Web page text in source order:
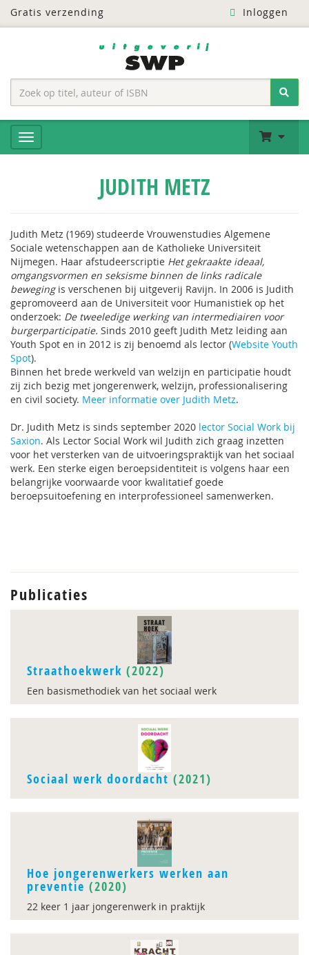
Gratis verzending Inloggen
JUDITH METZ
Judith Metz (1969) studeerde Vrouwenstudies Algemene
Sociale wetenschappen aan de Katholieke Universiteit
Nijmegen. Haar afstudeerscriptie Het gekraakte ideaal,
omgangsvormen en seksisme binnen de links radicale
beweging is verschenen bij uitgeverij Ravijn. In 2006 is Judith
gepromoveerd aan de Universiteit voor Humanistiek op het
onderzoek: De tweeledige werking van intermediairen voor
burgerparticipatie. Sinds 2010 geeft Judith Metz leiding aan
Youth Spot en in 2012 is zij benoemd als lector (Website Youth
Spot).
Binnen het brede werkveld van welzijn en participatie houdt
zij zich bezig met jongerenwerk, welzijn, professionalisering
en civil society. Meer informatie over Judith Metz.
Dr. Judith Metz is sinds september 2020 lector Social Work bij
Saxion. Als Lector Social Work wil Judith zich graag inzetten
voor het versterken van de uitvoeringspraktijk van het sociaal
werk. Een sterke eigen beroepsidentiteit is volgens haar een
belangrijke voorwaarde voor kwalitatief goede
beroepsuitoefening en interprofessioneel samenwerken.
Publicaties
Straathoekwerk (2022)
Een basismethodiek van het sociaal werk
Sociaal werk doordacht (2021)
Hoe jongerenwerkers werken aan
preventie (2020)
22 keer 1 jaar jongerenwerk in praktijk